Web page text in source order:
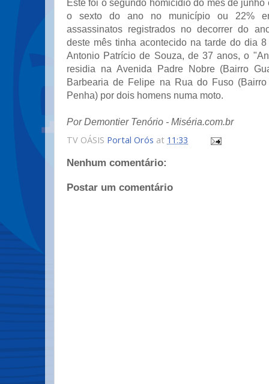
Este foi o segundo homicídio do mês de junho
o sexto do ano no município ou 22%
assassinatos registrados no decorrer do
deste mês tinha acontecido na tarde do dia
Antonio Patrício de Souza, de 37 anos, o
residia na Avenida Padre Nobre (Bairro
Barbearia de Felipe na Rua do Fuso
Penha) por dois homens numa moto.
Por Demontier Tenório - Miséria.com.br
TV OÁSIS Portal Orós at 11:33
Nenhum comentário:
Postar um comentário